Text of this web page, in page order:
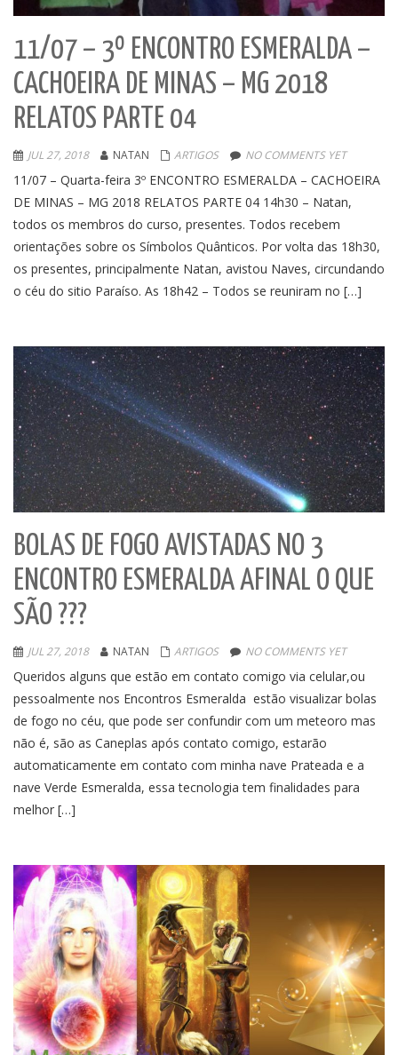
11/07 – 3º ENCONTRO ESMERALDA –
CACHOEIRA DE MINAS – MG 2018
RELATOS PARTE 04
JUL 27, 2018 NATAN ARTIGOS NO COMMENTS YET
11/07 – Quarta-feira 3º ENCONTRO ESMERALDA – CACHOEIRA
DE MINAS – MG 2018 RELATOS PARTE 04 14h30 – Natan,
todos os membros do curso, presentes. Todos recebem
orientações sobre os Símbolos Quânticos. Por volta das 18h30,
os presentes, principalmente Natan, avistou Naves, circundando
o céu do sitio Paraíso. As 18h42 – Todos se reuniram no […]
BOLAS DE FOGO AVISTADAS NO 3
ENCONTRO ESMERALDA AFINAL O QUE
SÃO ???
JUL 27, 2018 NATAN ARTIGOS NO COMMENTS YET
Queridos alguns que estão em contato comigo via celular,ou
pessoalmente nos Encontros Esmeralda estão visualizar bolas
de fogo no céu, que pode ser confundir com um meteoro mas
não é, são as Caneplas após contato comigo, estarão
automaticamente em contato com minha nave Prateada e a
nave Verde Esmeralda, essa tecnologia tem finalidades para
melhor […]